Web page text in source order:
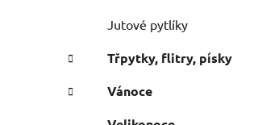
Jutové pytlíky
Třpytky, flitry, písky
Vánoce